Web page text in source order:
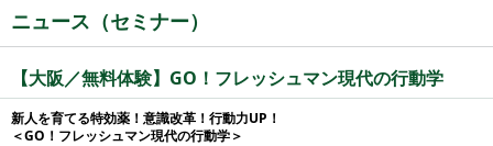
ニュース（セミナー）
【大阪／無料体験】GO！フレッシュマン現代の行動学
新人を育てる特効薬！意識改革！行動力UP！
＜GO！フレッシュマン現代の行動学＞